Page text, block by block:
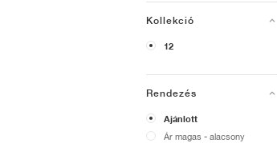
Kollekció
12
Rendezés
Ajánlott
Ár magas - alacsony